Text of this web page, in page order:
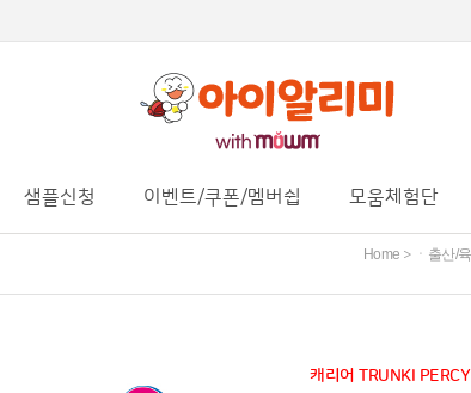
샘플신청 이벤트/쿠폰/멤버쉽 모움체험단
Home > ㆍ출산/
캐리어 TRUNKI